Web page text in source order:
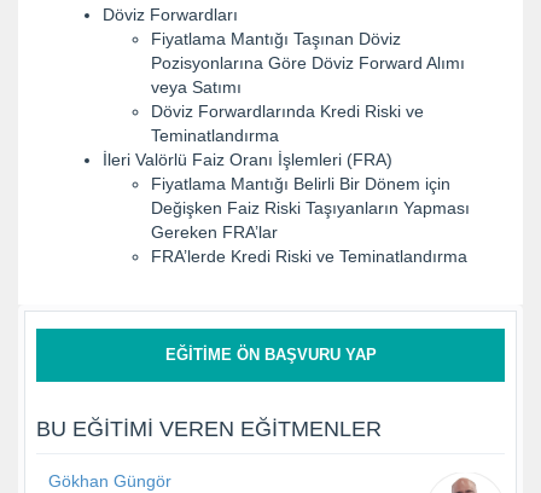
Döviz Forwardları
Fiyatlama Mantığı Taşınan Döviz
Pozisyonlarına Göre Döviz Forward Alımı
veya Satımı
Döviz Forwardlarında Kredi Riski ve
Teminatlandırma
İleri Valörlü Faiz Oranı İşlemleri (FRA)
Fiyatlama Mantığı Belirli Bir Dönem için
Değişken Faiz Riski Taşıyanların Yapması
Gereken FRA’lar
FRA’lerde Kredi Riski ve Teminatlandırma
EĞITIME ÖN BAŞVURU YAP
BU EĞITIMI VEREN EĞITMENLER
Gökhan Güngör